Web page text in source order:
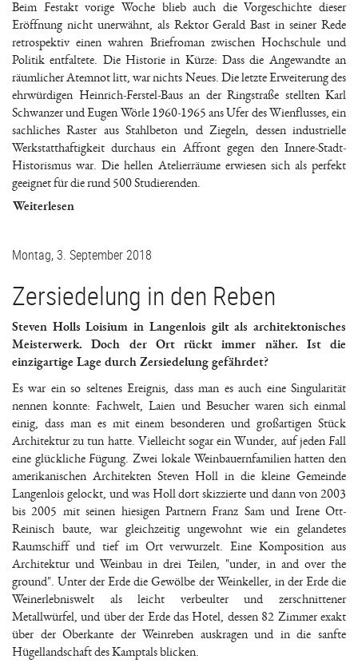
Beim Festakt vorige Woche blieb auch die Vorgeschichte dieser
Eröffnung nicht unerwähnt, als Rektor Gerald Bast in seiner Rede
retrospektiv einen wahren Briefroman zwischen Hochschule und
Politik entfaltete. Die Historie in Kürze: Dass die Angewandte an
räumlicher Atemnot litt, war nichts Neues. Die letzte Erweiterung des
ehrwürdigen Heinrich-Ferstel-Baus an der Ringstraße stellten Karl
Schwanzer und Eugen Wörle 1960-1965 ans Ufer des Wienflusses, ein
sachliches Raster aus Stahlbeton und Ziegeln, dessen industrielle
Werkstatthaftigkeit durchaus ein Affront gegen den Innere-Stadt-
Historismus war. Die hellen Atelierräume erwiesen sich als perfekt
geeignet für die rund 500 Studierenden.
Weiterlesen
Montag, 3. September 2018
Zersiedelung in den Reben
Steven Holls Loisium in Langenlois gilt als architektonisches
Meisterwerk. Doch der Ort rückt immer näher. Ist die
einzigartige Lage durch Zersiedelung gefährdet?
Es war ein so seltenes Ereignis, dass man es auch eine Singularität
nennen konnte: Fachwelt, Laien und Besucher waren sich einmal
einig, dass man es mit einem besonderen und großartigen Stück
Architektur zu tun hatte. Vielleicht sogar ein Wunder, auf jeden Fall
eine glückliche Fügung. Zwei lokale Weinbauernfamilien hatten den
amerikanischen Architekten Steven Holl in die kleine Gemeinde
Langenlois gelockt, und was Holl dort skizzierte und dann von 2003
bis 2005 mit seinen hiesigen Partnern Franz Sam und Irene Ott-
Reinisch baute, war gleichzeitig ungewohnt wie ein gelandetes
Raumschiff und tief im Ort verwurzelt. Eine Komposition aus
Architektur und Weinbau in drei Teilen, "under, in and over the
ground". Unter der Erde die Gewölbe der Weinkeller, in der Erde die
Weinerlebniswelt als leicht verbeulter und zerschnittener
Metallwürfel, und über der Erde das Hotel, dessen 82 Zimmer exakt
über der Oberkante der Weinreben auskragen und in die sanfte
Hügellandschaft des Kamptals blicken.